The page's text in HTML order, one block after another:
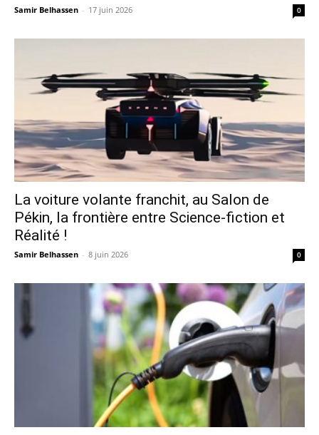
Samir Belhassen - 17 juin 2026 0
La voiture volante franchit, au Salon de
Pékin, la frontière entre Science-fiction et
Réalité !
Samir Belhassen - 8 juin 2026 0